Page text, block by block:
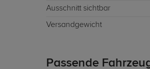
Ausschnitt sichtbar
Versandgewicht
Passende